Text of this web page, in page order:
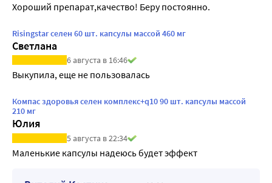
Хороший препарат,качество! Беру постоянно.
Risingstar селен 60 шт. капсулы массой 460 мг
Светлана
6 августа в 16:46
Выкупила, еще не пользовалась
Компас здоровья селен комплекс+q10 90 шт. капсулы массой
210 мг
Юлия
5 августа в 22:34
Маленькие капсулы надеюсь будет эффект